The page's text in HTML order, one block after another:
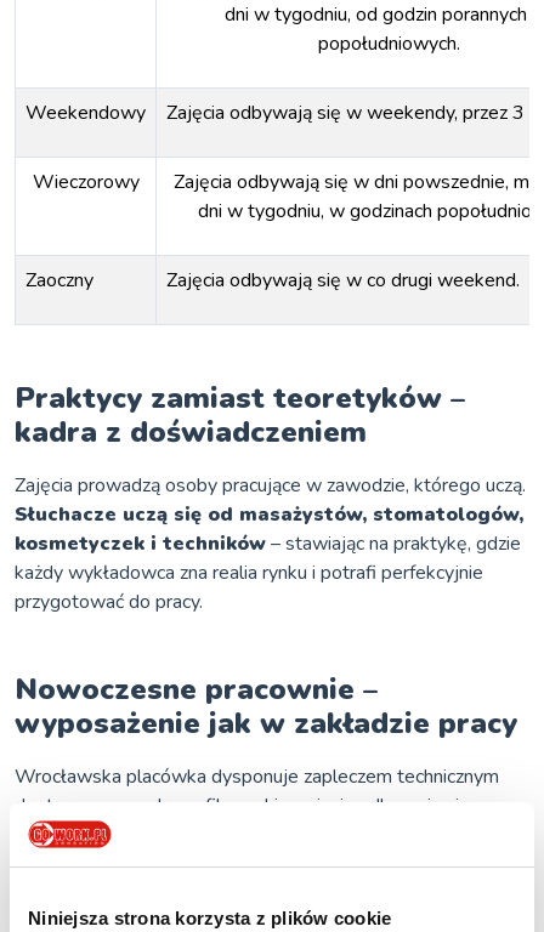
Niniejsza strona korzysta z plików cookie
dni w tygodniu, od godzin porannych
popołudniowych.
Weekendowy Zajęcia odbywają się w weekendy, przez 3
Wieczorowy
Zajęcia odbywają się w dni powszednie,
dni w tygodniu, w godzinach
Zaoczny Zajęcia odbywają się w co drugi weekend.
Praktycy zamiast teoretyków –
kadra z doświadczeniem
Zajęcia prowadzą osoby pracujące w zawodzie, którego uczą.
Słuchacze uczą się od masażystów, stomatologów,
kosmetyczek i techników– stawiając na praktykę, gdzie
każdy wykładowca zna realia rynku i potrafi perfekcyjnie
przygotować do pracy.
Nowoczesne pracownie –
wyposażenie jak w zakładzie pracy
Wrocławska placówka dysponuje zapleczem technicznym
dostosowanym do profilu nauki – zajęcia odbywają się w
salach do masażu, pracowniach kosmetycznych i gabinetach
stomatologicznych, ze sprzętem wykorzystywanym w